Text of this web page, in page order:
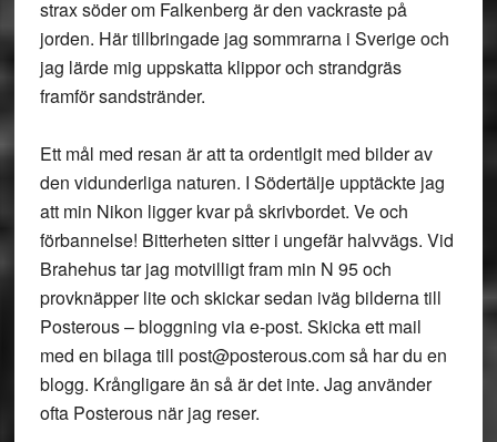
strax söder om Falkenberg är den vackraste på
jorden. Här tillbringade jag sommrarna i Sverige och
jag lärde mig uppskatta klippor och strandgräs
framför sandstränder.
Ett mål med resan är att ta ordentlgit med bilder av
den vidunderliga naturen. I Södertälje upptäckte jag
att min Nikon ligger kvar på skrivbordet. Ve och
förbannelse! Bitterheten sitter i ungefär halvvägs. Vid
Brahehus tar jag motvilligt fram min N 95 och
provknäpper lite och skickar sedan iväg bilderna till
Posterous – bloggning via e-post. Skicka ett mail
med en bilaga till post@posterous.com så har du en
blogg. Krångligare än så är det inte. Jag använder
ofta Posterous när jag reser.